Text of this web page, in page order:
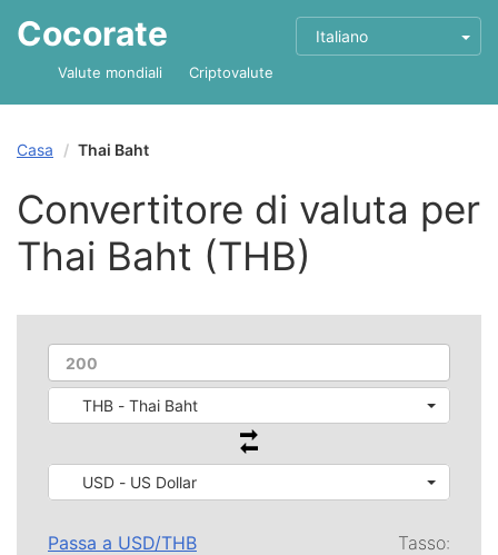
Cocorate Italiano
Valute mondiali Criptovalute
Casa Thai Baht
Convertitore di valuta per
Thai Baht (THB)
THB - Thai Baht
USD - US Dollar
Passa a USD/THB
Tasso: